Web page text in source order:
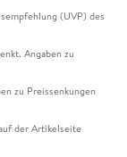
(UVP) des
Angaben zu
zu Preissenkungen
der Artikelseite